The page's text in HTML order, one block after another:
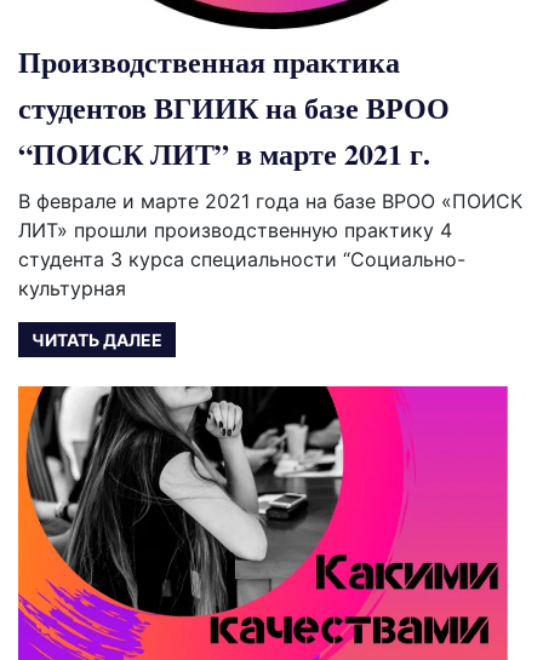
Производственная практика
студентов ВГИИК на базе ВРОО
“ПОИСК ЛИТ” в марте 2021 г.
В феврале и марте 2021 года на базе ВРОО «ПОИСК
ЛИТ» прошли производственную практику 4
студента 3 курса специальности “Социально-
культурная
ЧИТАТЬ ДАЛЕЕ